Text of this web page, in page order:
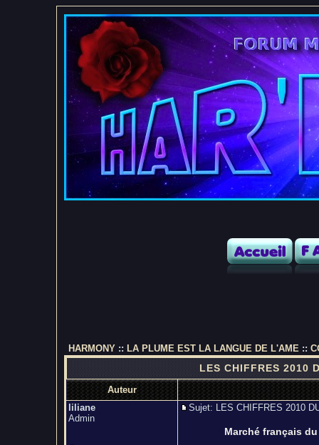
HARMONY :: LA PLUME EST LA LANGUE DE L'AME ::
LES CHIFFRES 2010
Auteur
liliane
Admin
Sujet: LES CHIFFRES 2010
Marché français